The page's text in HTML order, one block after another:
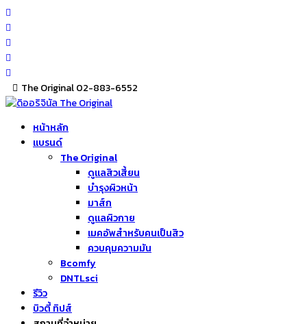
Skip
to
content
The Original 02-883-6552
หน้าหลัก
แบรนด์
The Original
ดูแลสิวเสี้ยน
บำรุงผิวหน้า
มาส์ก
ดูแลผิวกาย
เมคอัพสำหรับคนเป็นสิว
ควบคุมความมัน
Bcomfy
DNTLsci
รีวิว
บิวตี้ ทิปส์